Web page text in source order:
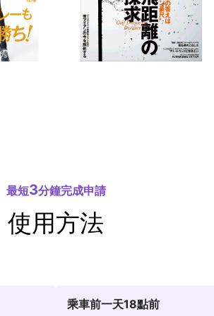
最短3分鐘完成申請
使用方法
乘車前一天18點前